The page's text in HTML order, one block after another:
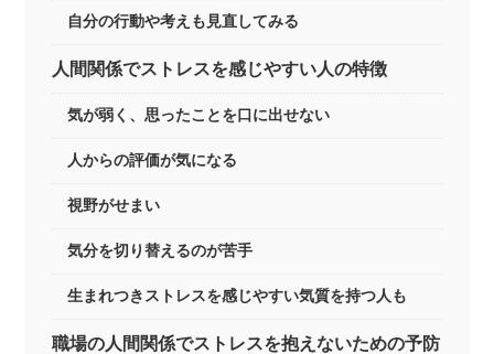
自分の行動や考えも見直してみる
人間関係でストレスを感じやすい人の特徴
気が弱く、思ったことを口に出せない
人からの評価が気になる
視野がせまい
気分を切り替えるのが苦手
生まれつきストレスを感じやすい気質を持つ人も
職場の人間関係でストレスを抱えないための予防